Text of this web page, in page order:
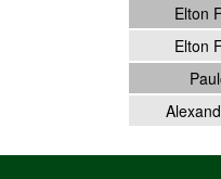
Elton
Elton